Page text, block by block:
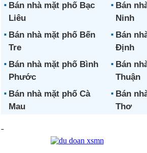
Bán nhà mặt phố Bạc
Liêu
Bán
Ninh
Bán nhà mặt phố Bến
Tre
Bán
Định
Bán nhà mặt phố Bình
Phước
Bán
Thuận
Bán nhà mặt phố Cà
Mau
Bán
Thơ